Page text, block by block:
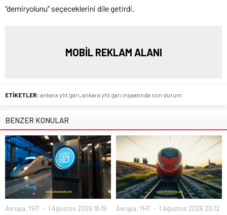
“demiryolunu” seçeceklerini dile getirdi.
MOBİL REKLAM ALANI
ETİKETLER: ankara yht garı ankara yht garı inşaatında son durum
BENZER KONULAR
Avrupa, YHT 1 Ağustos 2026 18:19 Avrupa, YHT 1 Ağustos 2026 20:12